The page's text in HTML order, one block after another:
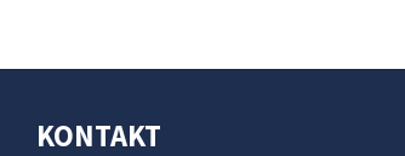
KONTAKT